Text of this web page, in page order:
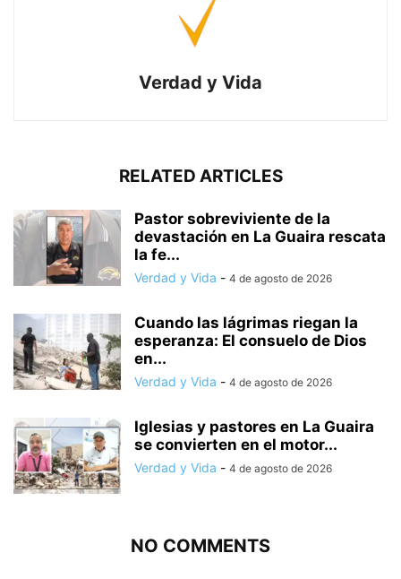
Verdad y Vida
RELATED ARTICLES
Pastor sobreviviente de la
devastación en La Guaira rescata
la fe...
Verdad y Vida - 4 de agosto de 2026
Cuando las lágrimas riegan la
esperanza: El consuelo de Dios
en...
Verdad y Vida - 4 de agosto de 2026
Iglesias y pastores en La Guaira
se convierten en el motor...
Verdad y Vida - 4 de agosto de 2026
NO COMMENTS